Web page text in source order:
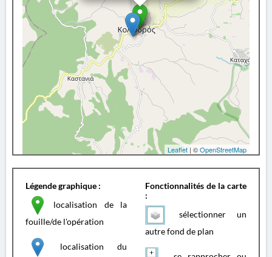
Leaflet | ©OpenStreetMap
Légende graphique :
localisation de la
fouille/de l'opération
localisation du
Fonctionnalités de la carte
:
sélectionner un
autre fond de plan